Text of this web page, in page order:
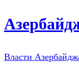
Власти